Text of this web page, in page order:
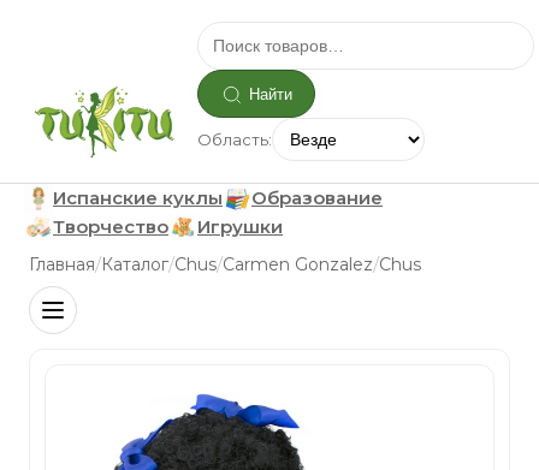
Найти
Область:
Испанские куклы
Образование
Творчество
Игрушки
Главная/Каталог/Chus/Carmen Gonzalez/Chus